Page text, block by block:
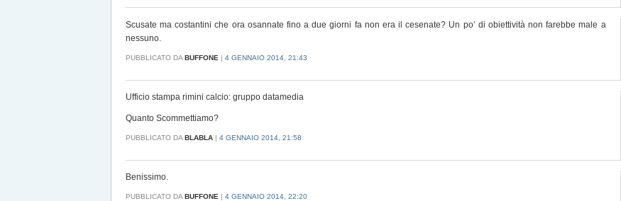
Scusate ma costantini che ora osannate fino a due giorni fa non era il cesenate? Un po’ di obiettività non farebbe male a
nessuno.
PUBBLICATO DA BUFFONE | 4 GENNAIO 2014, 21:43
Ufficio stampa rimini calcio: gruppo datamedia
Quanto Scommettiamo?
PUBBLICATO DA BLABLA | 4 GENNAIO 2014, 21:58
Benissimo.
PUBBLICATO DA BUFFONE | 4 GENNAIO 2014, 22:20